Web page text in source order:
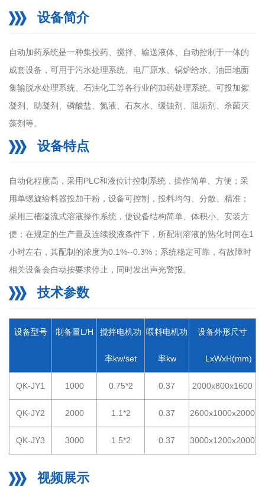
设备简介
自动加药系统是一种集投药、搅拌、输送液体、自动控制于一体的
成套设备，可用于污水处理系统、电厂原水、锅炉给水、油田地面
集输脱水处理系统、石油化工等各行业的加药处理系统。可投加絮
凝剂、助凝剂、磷酸盐、氮液、石灰水、缓蚀剂、阻垢剂、杀菌灭
藻剂等。
设备特点
自动化程度高，采用PLC和液位计控制系统，操作简单、方便；采
用单螺旋给料器投加干粉，设备可控制，投料均匀、分散、精准；
采用三槽溢流式溶液操作系统，使设备结构简单、体积小、安装方
便；在规定的生产量及连续投液条件下，所配制溶液的熟化时间在1
小时左右，其配制的浓度为0.1%--0.3%；系统稳定可靠，有故障时
相关设备会自动按要求停止，同时发出声光警报。
技术参数
设备型号 制备量L/H 搅拌电机功
率kw/set
喂料电机功
率kw
设备外形尺寸
LxWxH(mm)
QK-JY1 1000 0.75*2 0.37 2000x800x1600
QK-JY2 2000 1.1*2 0.37 2600x1000x2000
QK-JY3 3000 1.5*2 0.37 3000x1200x2000
视频展示